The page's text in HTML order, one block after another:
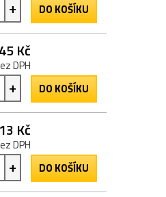
+ DO KOŠÍKU
Kč
DPH
+ DO KOŠÍKU
Kč
DPH
+ DO KOŠÍKU